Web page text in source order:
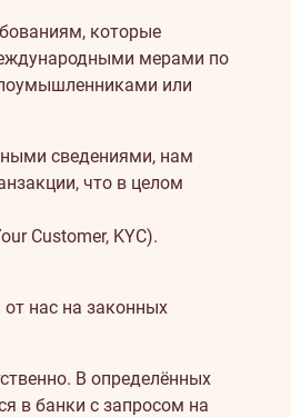
которые
мерами по
или
сведениями, нам
что в целом
Customer, KYC).
нас на законных
В определённых
в банки с запросом на